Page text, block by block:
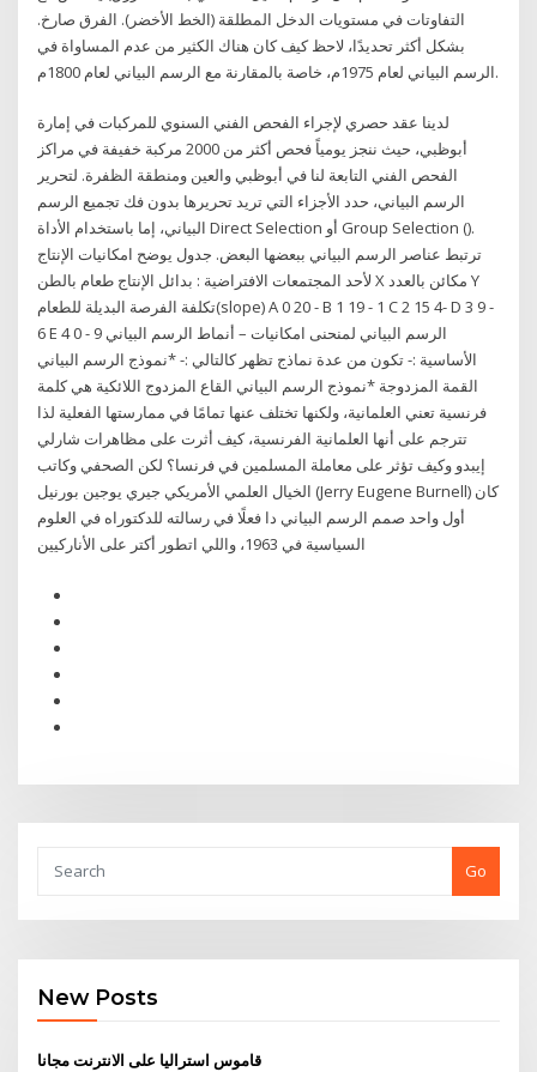
التفاوتات في مستويات الدخل المطلقة (الخط الأخضر). الفرق صارخ.
بشكل أكثر تحديدًا، لاحظ كيف كان هناك الكثير من عدم المساواة في
الرسم البياني لعام 1975م، خاصة بالمقارنة مع الرسم البياني لعام 1800م.
لدينا عقد حصري لإجراء الفحص الفني السنوي للمركبات في إمارة
أبوظبي، حيث ننجز يومياً فحص أكثر من 2000 مركبة خفيفة في مراكز
الفحص الفني التابعة لنا في أبوظبي والعين ومنطقة الظفرة. لتحرير
الرسم البياني، حدد الأجزاء التي تريد تحريرها بدون فك تجميع الرسم
البياني، إما باستخدام الأداة Direct Selection أو Group Selection ().
ترتبط عناصر الرسم البياني ببعضها البعض. جدول يوضح امكانيات الإنتاج
لأحد المجتمعات الافتراضية : بدائل الإنتاج طعام بالطن X مكائن بالعدد Y
تكلفة الفرصة البديلة للطعام(slope) A 0 20 - B 1 19 - 1 C 2 15 4- D 3 9 -
6 E 4 0 - 9 الرسم البياني لمنحنى امكانيات – أنماط الرسم البياني
الأساسية :- تكون من عدة نماذج تظهر كالتالي :- *نموذج الرسم البياني
القمة المزدوجة *نموذج الرسم البياني القاع المزدوج اللائكية هي كلمة
فرنسية تعني العلمانية، ولكنها تختلف عنها تمامًا في ممارستها الفعلية لذا
تترجم على أنها العلمانية الفرنسية، كيف أثرت على مظاهرات شارلي
إيبدو وكيف تؤثر على معاملة المسلمين في فرنسا؟ لكن الصحفي وكاتب
الخيال العلمي اﻷمريكي جيري يوجين بورنيل (Jerry Eugene Burnell) كان
أول واحد صمم الرسم البياني دا فعلًا في رسالته للدكتوراه في العلوم
السياسية في 1963، واللي اتطور أكتر على اﻷناركيين
Go
New Posts
قاموس استراليا على الانترنت مجانا